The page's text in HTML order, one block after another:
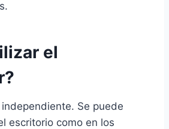
el
Se puede
escritorio como en los